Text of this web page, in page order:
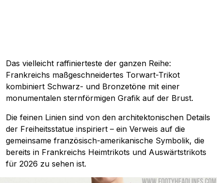
Das vielleicht raffinierteste der ganzen Reihe:
Frankreichs maßgeschneidertes Torwart-Trikot
kombiniert Schwarz- und Bronzetöne mit einer
monumentalen sternförmigen Grafik auf der Brust.
Die feinen Linien sind von den architektonischen Details
der Freiheitsstatue inspiriert – ein Verweis auf die
gemeinsame französisch-amerikanische Symbolik, die
bereits in Frankreichs Heimtrikots und Auswärtstrikots
für 2026 zu sehen ist.